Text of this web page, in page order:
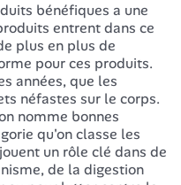
bénéfiques a une
entrent dans ce
plus en plus de
pour ces produits.
années, que les
néfastes sur le corps.
nomme bonnes
qu'on classe les
un rôle clé dans de
de la digestion